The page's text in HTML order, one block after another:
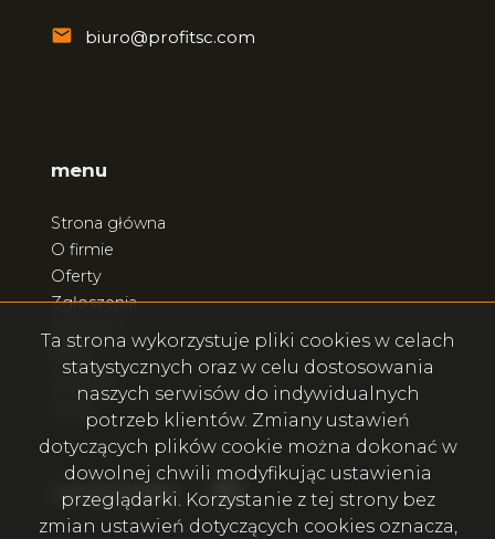
biuro@profitsc.com
menu
Strona główna
O firmie
Oferty
Zgłoszenia
Kontakt
social.media Facebook
Facebook
Ta strona wykorzystuje pliki cookies w celach
statystycznych oraz w celu dostosowania
naszych serwisów do indywidualnych
potrzeb klientów. Zmiany ustawień
dotyczących plików cookie można dokonać w
dowolnej chwili modyfikując ustawienia
przeglądarki. Korzystanie z tej strony bez
zmian ustawień dotyczących cookies oznacza,